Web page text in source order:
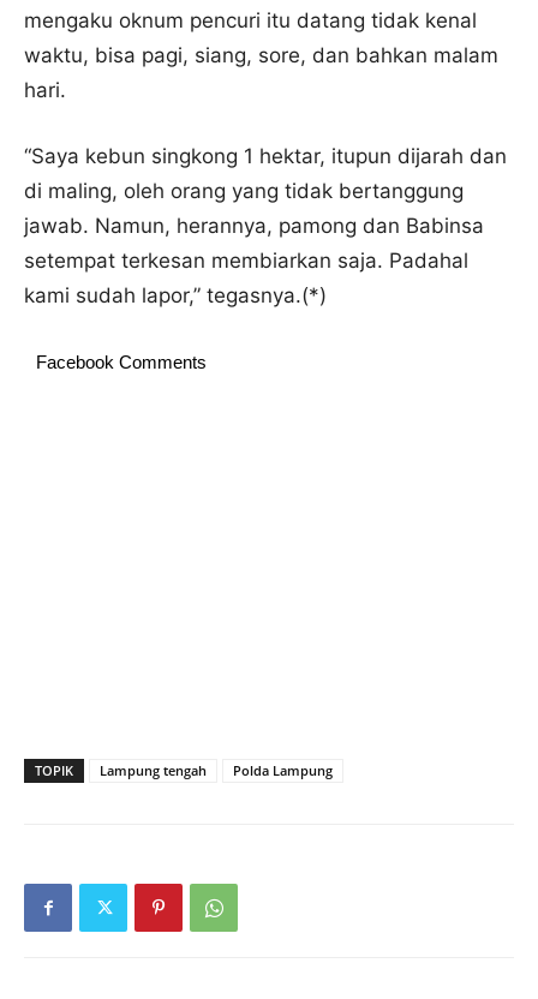
mengaku oknum pencuri itu datang tidak kenal
waktu, bisa pagi, siang, sore, dan bahkan malam
hari.
“Saya kebun singkong 1 hektar, itupun dijarah dan
di maling, oleh orang yang tidak bertanggung
jawab. Namun, herannya, pamong dan Babinsa
setempat terkesan membiarkan saja. Padahal
kami sudah lapor,” tegasnya.(*)
Facebook Comments
TOPIK Lampung tengah Polda Lampung